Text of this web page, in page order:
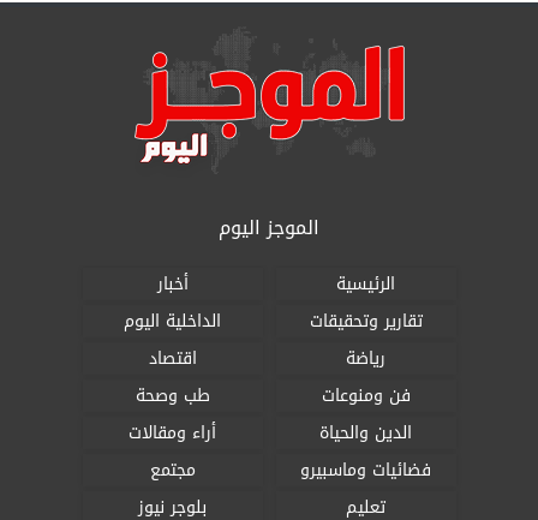
الموجز اليوم
الرئيسية
أخبار
تقارير وتحقيقات
الداخلية اليوم
رياضة
اقتصاد
فن ومنوعات
طب وصحة
الدين والحياة
أراء ومقالات
فضائيات وماسبيرو
مجتمع
تعليم
بلوجر نيوز